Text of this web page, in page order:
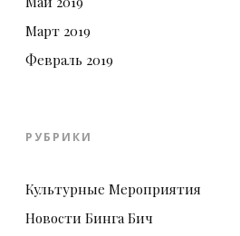
Март 2019
Февраль 2019
РУБРИКИ
Культурные Мероприятия
Новости Бинга Бич